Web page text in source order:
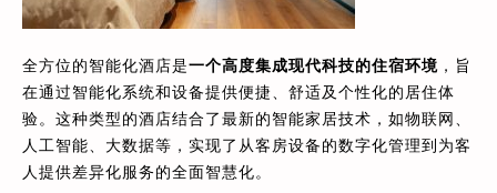
全方位的智能化酒店是一个高度集成现代科技的住宿环境 ，旨
在通过智能化系统和设备提供便捷、舒适及个性化的居住体
验。这种类型的酒店结合了最新的智能家居技术，如物联网、
人工智能、大数据等，实现了从客房设备的数字化管理到为客
人提供差异化服务的全面智慧化。